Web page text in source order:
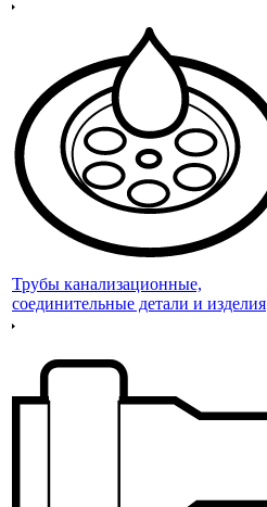
Трубы канализационные,
соединительные детали и изделия